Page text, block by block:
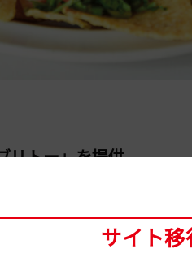
リトー」を提供
サイト